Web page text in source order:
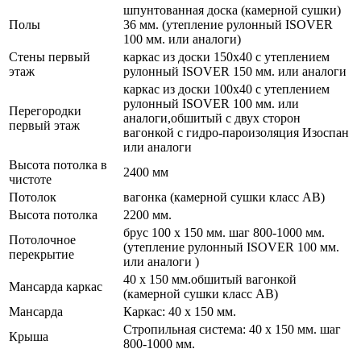
Полы
шпунтованная доска (камерной сушки)
36 мм. (утепление рулонный ISOVER
100 мм. или аналоги)
Стены первый
этаж
каркас из доски 150х40 с утеплением
рулонный ISOVER 150 мм. или аналоги
Перегородки
первый этаж
каркас из доски 100х40 с утеплением
рулонный ISOVER 100 мм. или
аналоги,обшитый с двух сторон
вагонкой с гидро-пароизоляция Изоспан
или аналоги
Высота потолка в
чистоте
2400 мм
Потолок
вагонка (камерной сушки класс АВ)
Высота потолка
2200 мм.
Потолочное
перекрытие
брус 100 х 150 мм. шаг 800-1000 мм.
(утепление рулонный ISOVER 100 мм.
или аналоги )
Мансарда каркас
40 х 150 мм.обшитый вагонкой
(камерной сушки класс АВ)
Мансарда
Каркас: 40 х 150 мм.
Крыша
Стропильная система: 40 х 150 мм. шаг
800-1000 мм.